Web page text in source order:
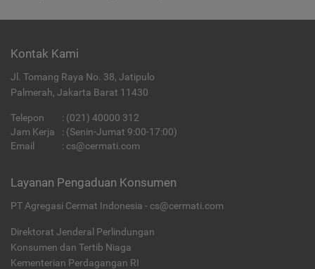
Kontak Kami
Jl. Tomang Raya No. 38, Jatipulo
Palmerah, Jakarta Barat 11430
Telepon : (021) 40000 312
Jam Kerja
: (Senin-Jumat 9:00-17:00)
Email
: cs@cermati.com
Layanan Pengaduan Konsumen
PT Agregasi Cermat Indonesia - cs@cermati.com
Direktorat Jenderal Perlindungan
Konsumen dan Tertib Niaga
Kementerian Perdagangan RI